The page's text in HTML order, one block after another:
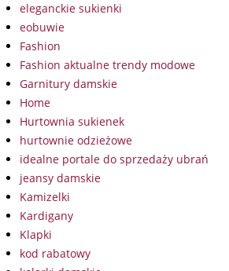
eleganckie sukienki
eobuwie
Fashion
Fashion aktualne trendy modowe
Garnitury damskie
Home
Hurtownia sukienek
hurtownie odzieżowe
idealne portale do sprzedaży ubrań
jeansy damskie
Kamizelki
Kardigany
Klapki
kod rabatowy